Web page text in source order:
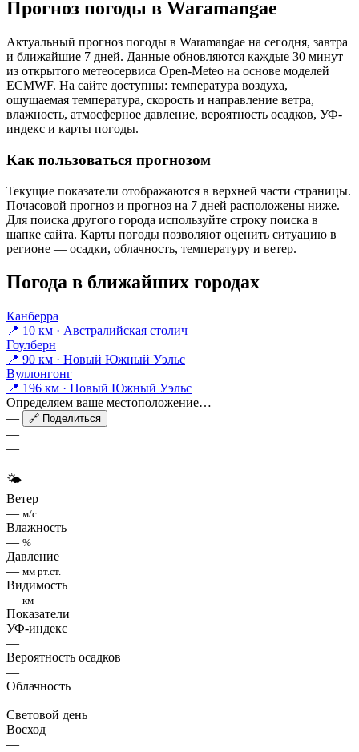
Прогноз погоды в Waramangaе
Актуальный прогноз погоды в Waramangaе на сегодня, завтра
и ближайшие 7 дней. Данные обновляются каждые 30 минут
из открытого метеосервиса Open-Meteo на основе моделей
ECMWF. На сайте доступны: температура воздуха,
ощущаемая температура, скорость и направление ветра,
влажность, атмосферное давление, вероятность осадков, УФ-
индекс и карты погоды.
Как пользоваться прогнозом
Текущие показатели отображаются в верхней части страницы.
Почасовой прогноз и прогноз на 7 дней расположены ниже.
Для поиска другого города используйте строку поиска в
шапке сайта. Карты погоды позволяют оценить ситуацию в
регионе — осадки, облачность, температуру и ветер.
Погода в ближайших городах
Канберра
📍 10 км · Австралийская столич
Гоулберн
📍 90 км · Новый Южный Уэльс
Вуллонгонг
📍 196 км · Новый Южный Уэльс
Определяем ваше местоположение…
—
🔗 Поделиться
—
—
—
🌤
Ветер
— м/с
Влажность
— %
Давление
— мм рт.ст.
Видимость
— км
Показатели
УФ-индекс
—
Вероятность осадков
—
Облачность
—
Световой день
Восход
—